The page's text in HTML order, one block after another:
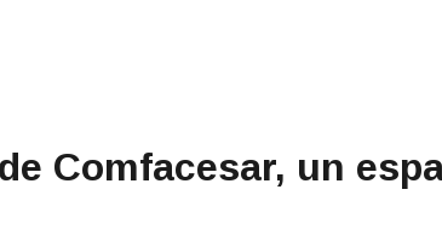
Comfacesar, un